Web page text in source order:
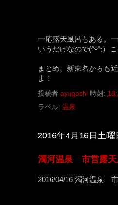
一応露天風呂もある。
いうだけなので(^-^;）
まとめ。新東名からも
よ！
投稿者 ayugashi 時刻:
ラベル: 温泉
2016年4月16日土曜
濁河温泉 市営露天
2016/04/16 濁河温泉 市